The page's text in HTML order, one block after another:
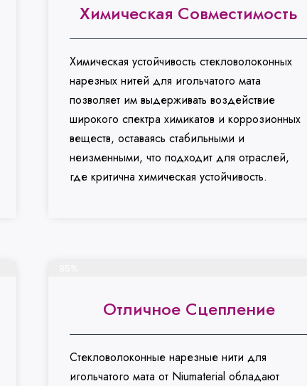
Химическая Совместимость
Химическая устойчивость стекловолоконных
нарезных нитей для игольчатого мата
позволяет им выдерживать воздействие
широкого спектра химикатов и коррозионных
веществ, оставаясь стабильными и
неизменными, что подходит для отраслей,
где критична химическая устойчивость.
Отличное Сцепление
Стекловолоконные нарезные нити для
игольчатого мата от Niumaterial обладают